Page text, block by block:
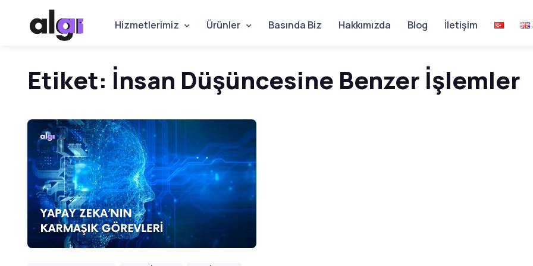
Hizmetlerimiz Ürünler Basında Biz Hakkımızda Blog İletişim
Etiket: İnsan Düşüncesine Benzer İşlemler